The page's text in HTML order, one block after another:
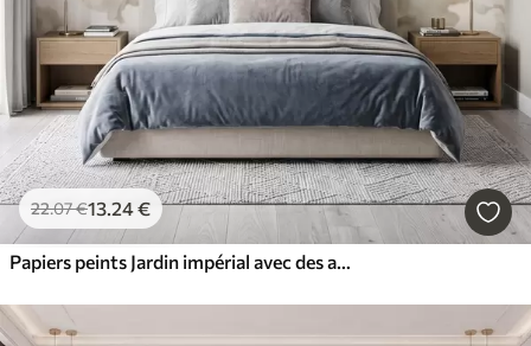
22.07€13.24€
Papiers peints Jardin impérial avec des animaux de style oriental : singe, léopard, tigre, paon et héron